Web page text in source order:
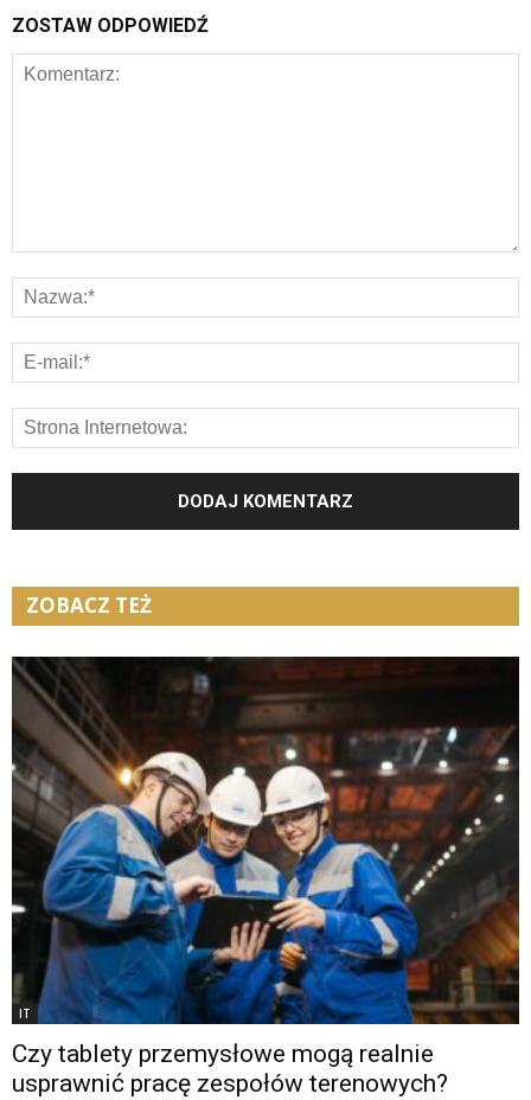
ZOSTAW ODPOWIEDŹ
ZOBACZ TEŻ
IT
Czy tablety przemysłowe mogą realnie
usprawnić pracę zespołów terenowych?